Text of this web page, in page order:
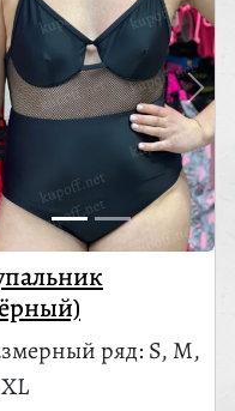
ряд: S, M,